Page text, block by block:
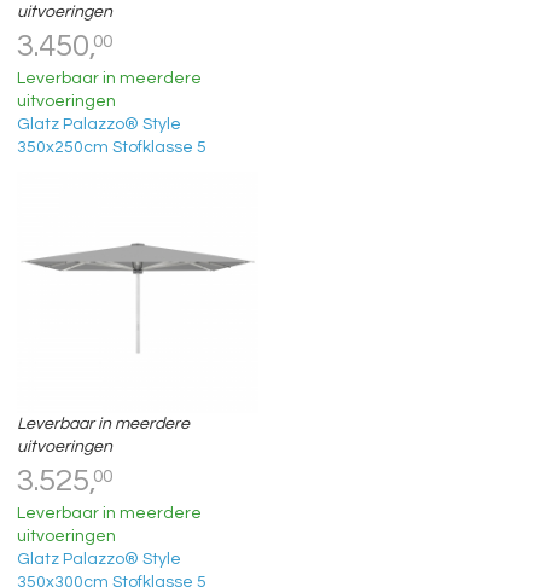
uitvoeringen
3.450,00
Leverbaar in meerdere
uitvoeringen
Glatz Palazzo® Style
350x250cm Stofklasse 5
Leverbaar in meerdere
uitvoeringen
3.525,00
Leverbaar in meerdere
uitvoeringen
Glatz Palazzo® Style
350x300cm Stofklasse 5